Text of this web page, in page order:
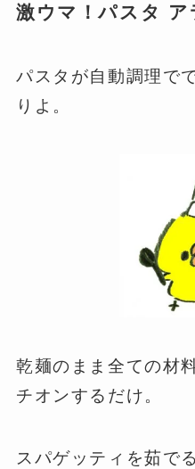
激ウマ！パスタ ア
パスタが自動調理で
りよ。
乾麺のまま全ての材
チオンするだけ。
スパゲッティを茹で